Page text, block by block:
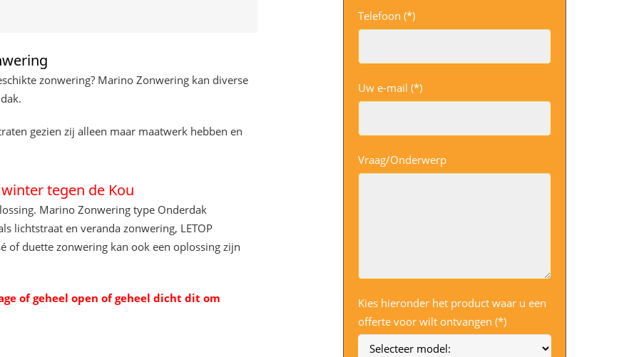
zonwering? Marino Zonwering kan diverse
gezien zij alleen maar maatwerk hebben en
tegen de Kou
Marino Zonwering type Onderdak
lichtstraat en veranda zonwering, LETOP
of duette zonwering kan ook een oplossing zijn
of geheel open of geheel dicht dit om
Telefoon (*)
Uw e-mail (*)
Vraag/Onderwerp
Kies hieronder het product waar u een
offerte voor wilt ontvangen (*)